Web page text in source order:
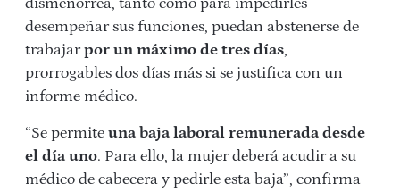
dismenorrea, tanto como para impedirles
desempeñar sus funciones, puedan abstenerse de
trabajarpor un máximo de tres días,
prorrogables dos días más si se justifica con un
informe médico.
“Se permite una baja laboral remunerada desde
el día uno. Para ello, la mujer deberá acudir a su
médico de cabecera y pedirle esta baja”, confirma